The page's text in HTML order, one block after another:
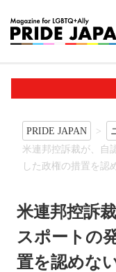
PRIDE JAPAN
米連邦控訴裁が、自
した政権の措置を認
米連邦控訴
スポートの
置を認めな